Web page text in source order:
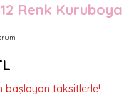
Renk
başlayan taksitlerle!